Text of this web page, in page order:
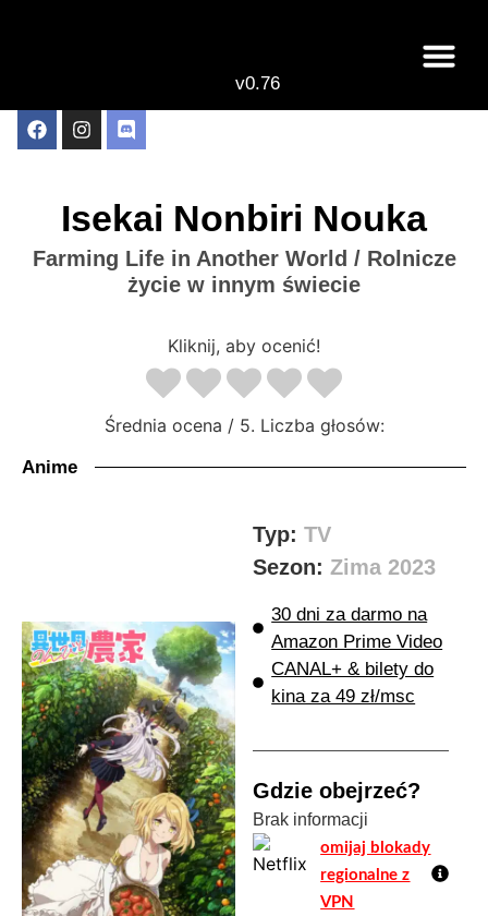
v0.76
Isekai Nonbiri Nouka
Farming Life in Another World / Rolnicze
życie w innym świecie
Kliknij, aby ocenić!
Średnia ocena / 5. Liczba głosów:
Anime
Typ: TV
Sezon: Zima 2023
30 dni za darmo na
Amazon Prime Video
CANAL+ & bilety do
kina za 49 zł/msc
Gdzie obejrzeć?
Brak informacji
omijaj blokady
regionalne z
VPN